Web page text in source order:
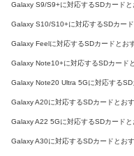
Galaxy S9/S9+に対応するSDカードと
Galaxy S10/S10+に対応するSDカー
Galaxy Feelに対応するSDカードとお
Galaxy Note10+に対応するSDカード
Galaxy Note20 Ultra 5Gに対応するSD
Galaxy A20に対応するSDカードとお
Galaxy A22 5Gに対応するSDカードと
Galaxy A30に対応するSDカードとお